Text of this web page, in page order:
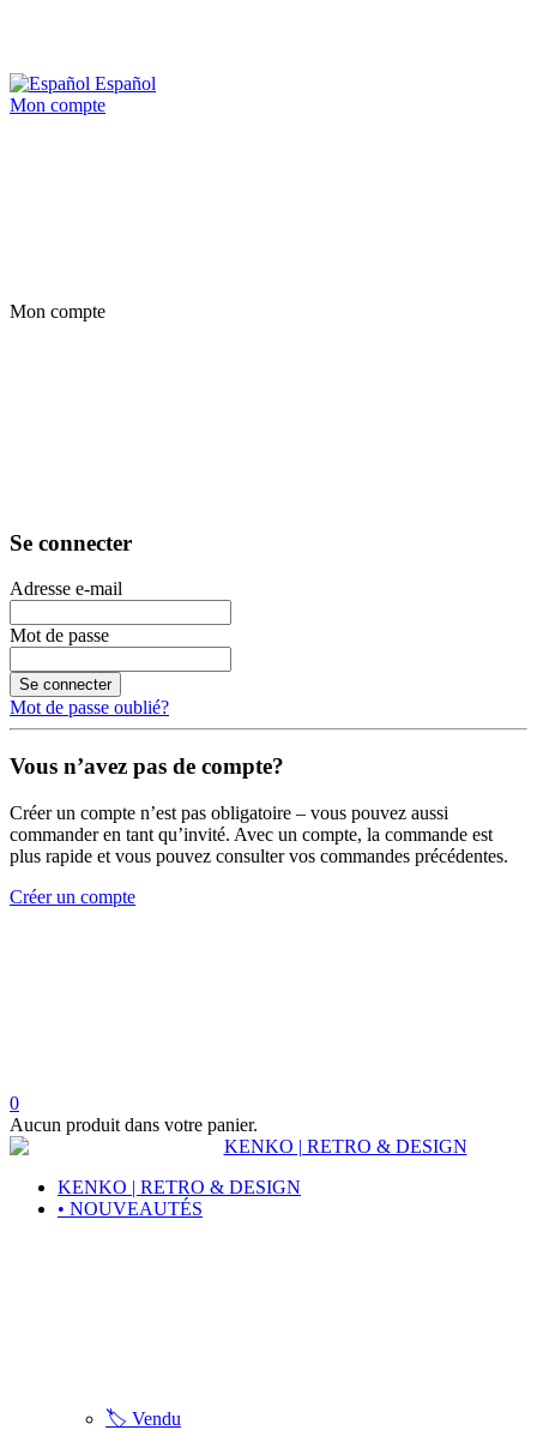
Español
Mon compte
Mon compte
Se connecter
Adresse e-mail
Mot de passe
Se connecter
Mot de passe oublié?
Vous n’avez pas de compte?
Créer un compte n’est pas obligatoire – vous pouvez aussi
commander en tant qu’invité. Avec un compte, la commande est
plus rapide et vous pouvez consulter vos commandes précédentes.
Créer un compte
0
Aucun produit dans votre panier.
KENKO | RETRO & DESIGN
• NOUVEAUTÉS
🏷️ Vendu